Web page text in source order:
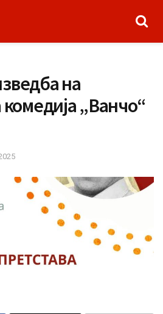
на
„Ванчо“